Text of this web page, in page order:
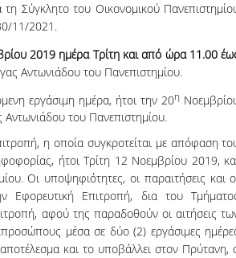
Σύγκλητο του Οικονομικού
11/2021.
2019 ημέρα Τρίτη και από ώρα 11.00
Αντωνιάδου του Πανεπιστημίου.
εργάσιμη ημέρα, ήτοι την 20η
του Πανεπιστημίου.
η οποία συγκροτείται με απόφαση
ήτοι Τρίτη 12 Νοεμβρίου 2019,
Οι υποψηφιότητες, οι παραιτήσεις και
Εφορευτική Επιτροπή, δια του
αφού της παραδοθούν οι αιτήσεις
μέσα σε δύο (2) εργάσιμες
και το υποβάλλει στον Πρύτανη,